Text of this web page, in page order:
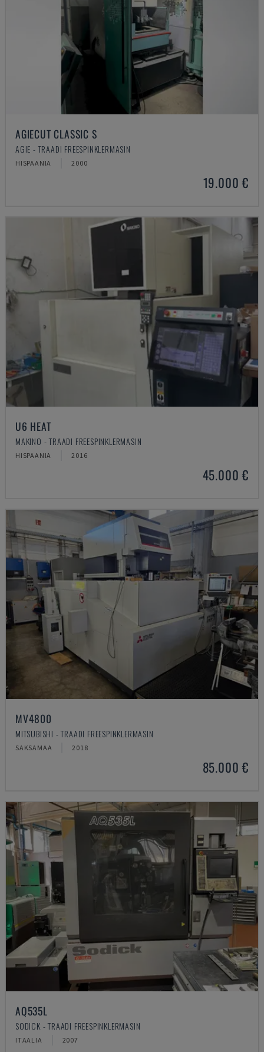
AGIECUT CLASSIC S
AGIE - TRAADI FREESPINKLERMASIN
HISPAANIA 2000
19.000 €
U6 HEAT
MAKINO - TRAADI FREESPINKLERMASIN
HISPAANIA 2016
45.000 €
MV4800
MITSUBISHI - TRAADI FREESPINKLERMASIN
SAKSAMAA 2018
85.000 €
AQ535L
SODICK - TRAADI FREESPINKLERMASIN
ITAALIA 2007